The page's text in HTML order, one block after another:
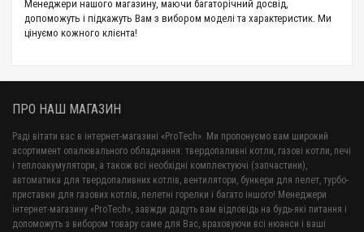
Менеджери нашого магазину, маючи багаторічний досвід,
допоможуть і підкажуть Вам з вибором моделі та характеристик. Ми
цінуємо кожного клієнта!
ПРО НАШ МАГАЗИН
Раді вітати вас в інтернет-магазині «ProTech». Ми пропонуємо вам широкий
асортимент опалювального обладнання: твердопаливні котли, газові котли, печі
і теплоакумулятори, а також всі необхідні комплектуючі (запчастини),
автоматика для твердопаливних котлів, вентилятори, бункери для пелет, турбо-
приставки для газових котлів, пелетні горелки і багато іншого! Менеджери
інтернет-магазину «ProTech», завжди дадуть вам відповідь на будь-які питання і
допоможуть з вибором товару саме для Вас, враховуючи всі нюанси і ваші